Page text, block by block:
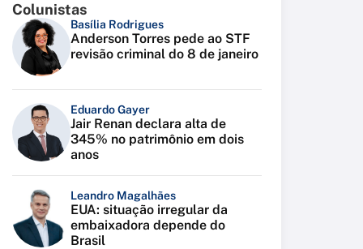
Colunistas
Basília Rodrigues
Anderson Torres pede ao STF
revisão criminal do 8 de janeiro
Eduardo Gayer
Jair Renan declara alta de
345% no patrimônio em dois
anos
Leandro Magalhães
EUA: situação irregular da
embaixadora depende do
Brasil